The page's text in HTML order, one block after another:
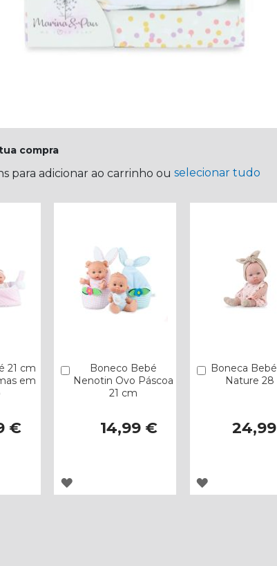
compra
para adicionar ao carrinho ou selecionar tudo
21 cm
em
€
Boneco Bebé
Nenotin Ovo Páscoa
21 cm
14,99 €
Comprar
ADICIONAR
Boneca
Nature 28
Comprar
ADICIONAR